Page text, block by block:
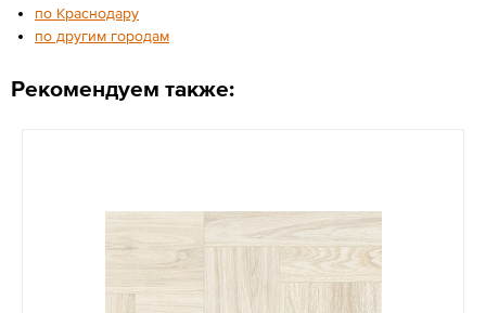
по Краснодару
по другим городам
Рекомендуем также: